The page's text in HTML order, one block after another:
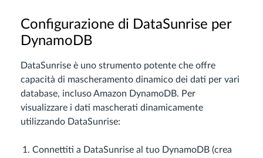
Configurazione di DataSunrise per
DynamoDB
DataSunrise è uno strumento potente che offre
capacità di mascheramento dinamico dei dati per vari
database, incluso Amazon DynamoDB. Per
visualizzare i dati mascherati dinamicamente
utilizzando DataSunrise:
Connettiti a DataSunrise al tuo DynamoDB (crea